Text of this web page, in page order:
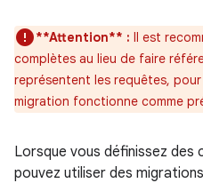
**Attention** : Il est
complètes au lieu de faire
représentent les requêtes,
migration fonctionne comme
Lorsque vous définissez des
pouvez utiliser des